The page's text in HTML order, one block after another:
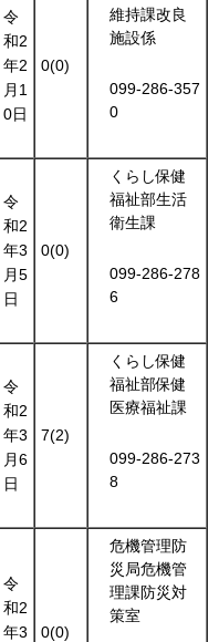
令
和2
年2
月1
0日
0(0)
維持課改良
施設係
099-286-357
0
令
和2
年3
月5
日
0(0)
くらし保健
福祉部生活
衛生課
099-286-278
6
令
和2
年3
月6
日
7(2)
くらし保健
福祉部保健
医療福祉課
099-286-273
8
令
和2
年3
0(0)
危機管理防
災局危機管
理課防災対
策室